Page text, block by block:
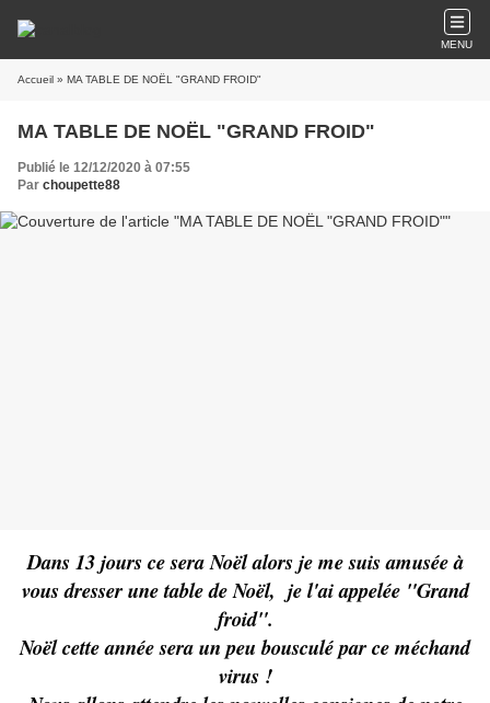
MENU
Accueil » MA TABLE DE NOËL "GRAND FROID"
MA TABLE DE NOËL "GRAND FROID"
Publié le 12/12/2020 à 07:55
Par choupette88
Dans 13 jours ce sera Noël alors je me suis amusée à
vous dresser une table de Noël, je l'ai appelée "Grand
froid".
Noël cette année sera un peu bousculé par ce méchand
virus !